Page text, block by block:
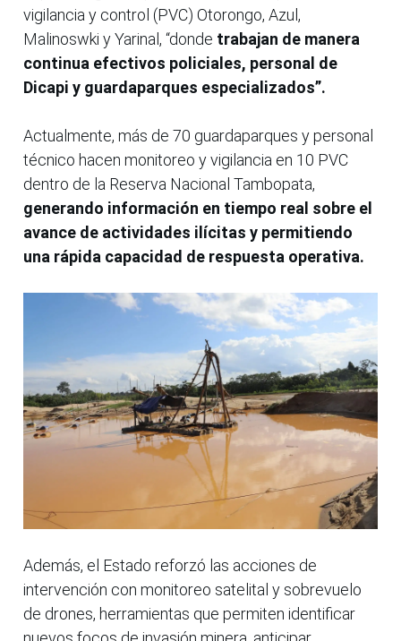
vigilancia y control (PVC) Otorongo, Azul,
Malinoswki y Yarinal, “donde trabajan de manera
continua efectivos policiales, personal de
Dicapi y guardaparques especializados”.
Actualmente, más de 70 guardaparques y personal
técnico hacen monitoreo y vigilancia en 10 PVC
dentro de la Reserva Nacional Tambopata,
generando información en tiempo real sobre el
avance de actividades ilícitas y permitiendo
una rápida capacidad de respuesta operativa.
Además, el Estado reforzó las acciones de
intervención con monitoreo satelital y sobrevuelo
de drones, herramientas que permiten identificar